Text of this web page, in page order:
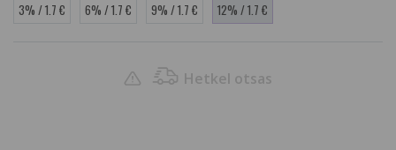
3% / 1.7 € 6% / 1.7 € 9% / 1.7 € 12% / 1.7 €
Hetkel otsas